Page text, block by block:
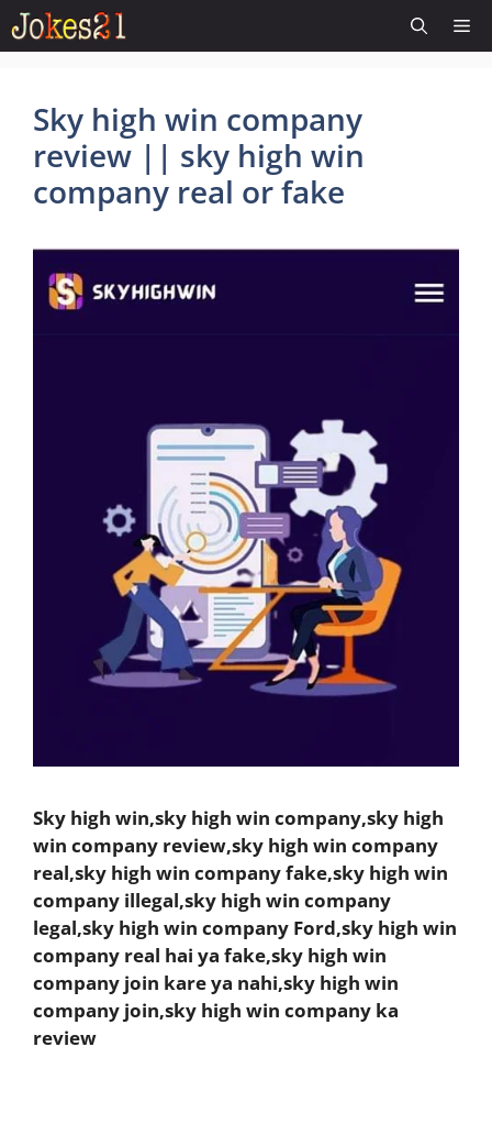
Skip
to
Sky high win company
review || sky high win
company real or fake
Sky high win,sky high win company,sky high
win company review,sky high win company
real,sky high win company fake,sky high win
company illegal,sky high win company
legal,sky high win company Ford,sky high win
company real hai ya fake,sky high win
company join kare ya nahi,sky high win
company join,sky high win company ka
review